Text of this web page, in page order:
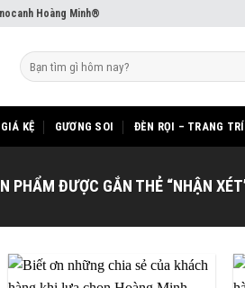
Hoàng Minh®
Tìm
kiếm:
KỆ GƯƠNG SOI ĐÈN RỌI – TRANG TRÍ
PHẨM ĐƯỢC GẮN THẺ “NHẬN